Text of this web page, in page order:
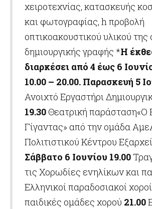
χειροτεχνίας, κατασκευής
και φωτογραφίας, h προβολή
οπτικοακουστικού υλικού
δημιουργικής γραφής *Η
διαρκέσει από 4 έως 6
10.00 – 20.00. Παρασκευή 5
Ανοιχτό Εργαστήρι
19.30Θεατρική παράσταση«Ο
Γίγαντας» από την ομάδα
Πολιτιστικού Κέντρου
Σάββατο 6 Ιουνίου 19.00
τις Χορωδίες ενηλίκων και
Ελληνικοί παραδοσιακοί
παιδικές ομάδες χορού 21.00